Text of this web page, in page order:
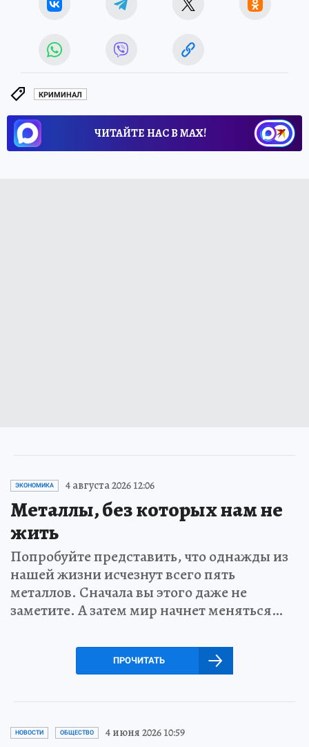
КРИМИНАЛ
ЧИТАЙТЕ НАС В МАХ!
ЭКОНОМИКА 4 августа 2026 12:06
Металлы, без которых нам не
жить
Попробуйте представить, что однажды из
нашей жизни исчезнут всего пять
металлов. Сначала вы этого даже не
заметите. А затем мир начнет меняться…
ПРОЧИТАТЬ
НОВОСТИ ОБЩЕСТВО 4 июня 2026 10:59